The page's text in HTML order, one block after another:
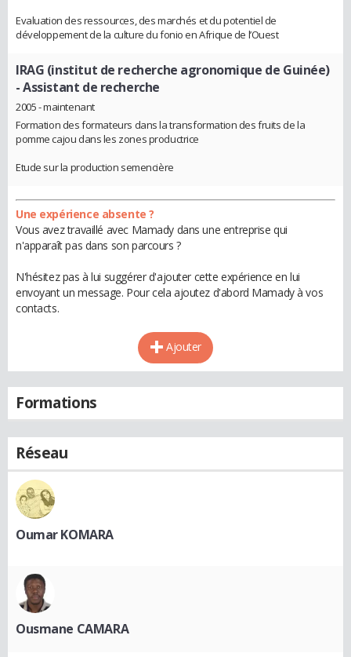
Evaluation des ressources, des marchés et du potentiel de
développement de la culture du fonio en Afrique de l’Ouest
IRAG (institut de recherche agronomique de Guinée)
- Assistant de recherche
2005 - maintenant
Formation des formateurs dans la transformation des fruits de la
pomme cajou dans les zones productrice
Etude sur la production semencière
Une expérience absente ?
Vous avez travaillé avec Mamady dans une entreprise qui
n'apparaît pas dans son parcours ?
N'hésitez pas à lui suggérer d'ajouter cette expérience en lui
envoyant un message. Pour cela ajoutez d'abord Mamady à vos
contacts.
Ajouter
Formations
Réseau
Oumar KOMARA
Ousmane CAMARA